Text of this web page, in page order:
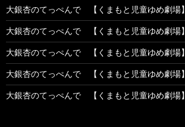
大銀杏のてっぺんで 【くまもと児童ゆめ劇場】
大銀杏のてっぺんで 【くまもと児童ゆめ劇場】
大銀杏のてっぺんで 【くまもと児童ゆめ劇場】
大銀杏のてっぺんで 【くまもと児童ゆめ劇場】
大銀杏のてっぺんで 【くまもと児童ゆめ劇場】